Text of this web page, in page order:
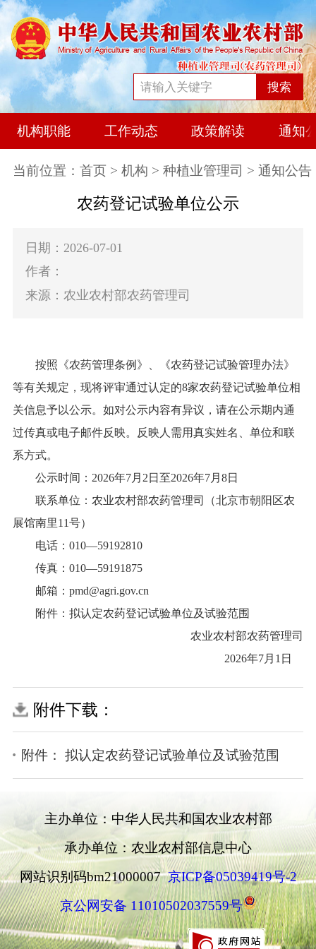
搜索
机构职能 工作动态 政策解读 通知
当前位置： 首页 > 机构 > 种植业管理司 > 通知公告
农药登记试验单位公示
日期：2026-07-01
作者：
来源：农业农村部农药管理司
按照《农药管理条例》、《农药登记试验管理办法》
等有关规定，现将评审通过认定的8家农药登记试验单位相
关信息予以公示。如对公示内容有异议，请在公示期内通
过传真或电子邮件反映。反映人需用真实姓名、单位和联
系方式。
公示时间：2026年7月2日至2026年7月8日
联系单位：农业农村部农药管理司（北京市朝阳区农
展馆南里11号）
电话：010—59192810
传真：010—59191875
邮箱：pmd@agri.gov.cn
附件：拟认定农药登记试验单位及试验范围
农业农村部农药管理司
2026年7月1日
附件下载：
附件： 拟认定农药登记试验单位及试验范围
主办单位：中华人民共和国农业农村部
承办单位：农业农村部信息中心
网站识别码bm21000007京ICP备05039419号-2
京公网安备 11010502037559号